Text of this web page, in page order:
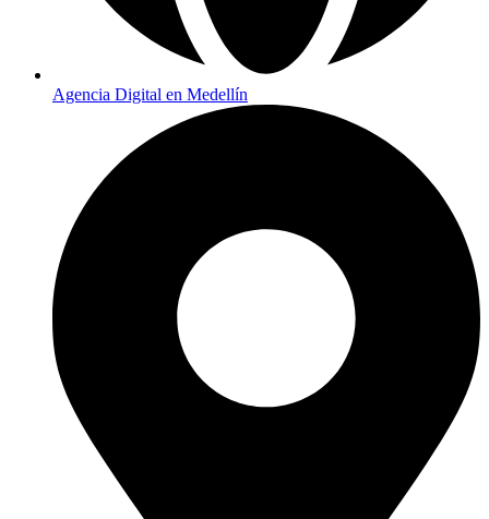
Agencia Digital en Medellín